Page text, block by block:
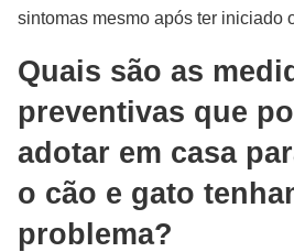
sintomas mesmo após ter iniciado
Quais são as
preventivas que
adotar em casa
o cão e gato
problema?